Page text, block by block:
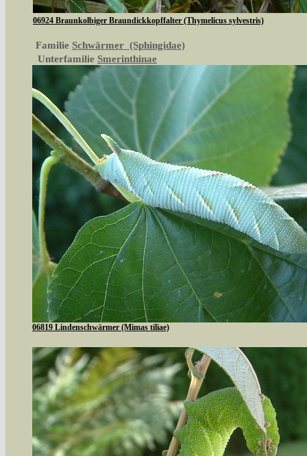
06924 Braunkolbiger Braundickkopffalter (Thymelicus sylvestris)
Familie Schwärmer (Sphingidae)
Unterfamilie Smerinthinae
06819 Lindenschwärmer (Mimas tiliae)